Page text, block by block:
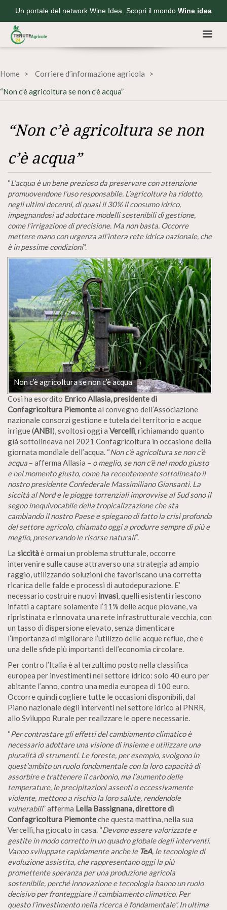
Un portale del network Wine Idea. Scopri il mondo Wine idea
Home
Corriere d’informazione agricola
“Non c’è agricoltura se non c’è acqua”
“Non c’è agricoltura se non
c’è acqua”
“L’acqua è un bene prezioso da preservare con attenzione
promuovendone l’uso responsabile. L’agricoltura ha ridotto,
negli ultimi decenni, di quasi il 30% il consumo idrico,
impegnandosi ad adottare modelli sostenibili di gestione,
come l’irrigazione di precisione. Ma non basta. Occorre
mettere mano con urgenza all’intera rete idrica nazionale, che
è in pessime condizioni“.
Non c’è agricoltura se non c’è acqua
Così ha esordito Enrico Allasia, presidente di
Confagricoltura Piemonteal convegno dell’Associazione
nazionale consorzi gestione e tutela del territorio e acque
irrigue (ANBI), svoltosi oggi a Vercelli, richiamando quanto
già sottolineava nel 2021 Confagricoltura in occasione della
giornata mondiale dell’acqua. “Non c’è agricoltura se non c’è
acqua – afferma Allasia – o meglio, se non c’è nel modo giusto
e nel momento giusto, come ha recentemente sottolineato il
nostro presidente Confederale Massimiliano Giansanti. La
siccità al Nord e le piogge torrenziali improvvise al Sud sono il
segno inequivocabile della tropicalizzazione che sta
cambiando il nostro Paese e spiegano di fatto la crisi profonda
del settore agricolo, chiamato oggi a produrre sempre di più e
meglio, preservando le risorse naturali“.
La siccitàè ormai un problema strutturale, occorre
intervenire sulle cause attraverso una strategia ad ampio
raggio, utilizzando soluzioni che favoriscano una corretta
ricarica delle falde e processi di autodepurazione. E’
necessario costruire nuovi invasi, quelli esistenti riescono
infatti a captare solamente l’11% delle acque piovane, va
ripristinata e rinnovata una rete infrastrutturale vecchia, con
un tasso di dispersione elevato, senza dimenticare
l’importanza di migliorare l’utilizzo delle acque reflue, che è
una delle sfide più importanti dell’economia circolare.
Per contro l’Italia è al terzultimo posto nella classifica
europea per investimenti nel settore idrico: solo 40 euro per
abitante l’anno, contro una media europea di 100 euro.
Occorre quindi cogliere tutte le occasioni disponibili, dal
Piano nazionale degli interventi nel settore idrico al PNRR,
allo Sviluppo Rurale per realizzare le opere necessarie.
“Per contrastare gli effetti del cambiamento climatico è
necessario adottare una visione di insieme e utilizzare una
pluralità di strumenti. Le foreste, per esempio, svolgono in
quest’ambito un ruolo fondamentale con la loro capacità di
assorbire e trattenere il carbonio, ma l’aumento delle
temperature, le precipitazioni assenti o eccessivamente
violente, mettono a rischio la loro salute, rendendole
vulnerabili” afferma Lella Bassignana, direttore di
Confagricoltura Piemonteche questa mattina, nella sua
Vercelli, ha giocato in casa. “Devono essere valorizzate e
gestite in modo corretto in un quadro globale degli interventi.
Vanno sviluppate rapidamente anche le TeA, le tecnologie di
evoluzione assistita, che rappresentano oggi la più
promettente speranza per una produzione agricola
sostenibile, perché innovazione e tecnologia hanno un ruolo
decisivo per fronteggiare il cambiamento climatico. Per
questo l’investimento nella ricerca è fondamentale”. In ultima